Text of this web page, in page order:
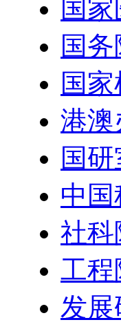
国
国
国
港澳
国研
中
社科
工程
发